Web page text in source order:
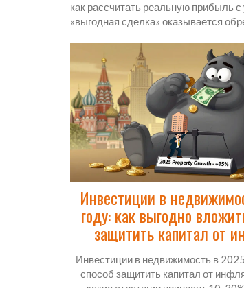
как рассчитать реальную прибыль с
«выгодная сделка» оказывается
Инвестиции в
году: как выгодно
защитить капитал от
Инвестиции в недвижимость в
способ защитить капитал от